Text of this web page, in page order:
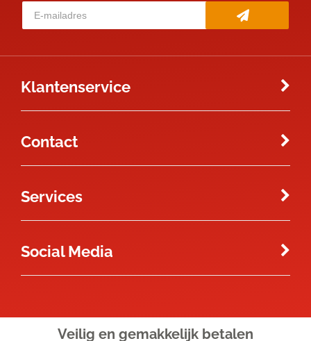
Klantenservice
Contact
Services
Social Media
Veilig en gemakkelijk betalen